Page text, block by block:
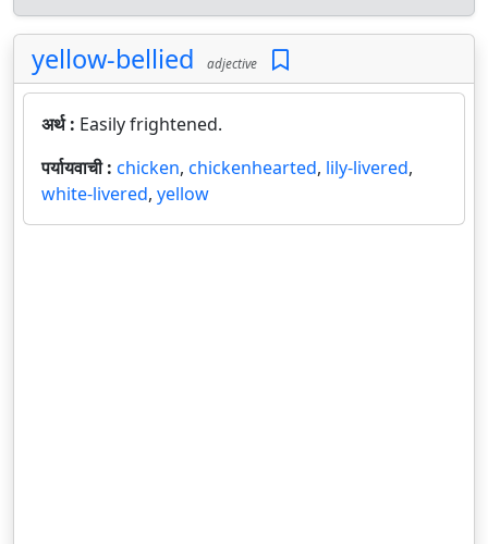
yellow-bellied adjective
अर्थ : Easily frightened.
पर्यायवाची : chicken, chickenhearted, lily-livered,
white-livered, yellow